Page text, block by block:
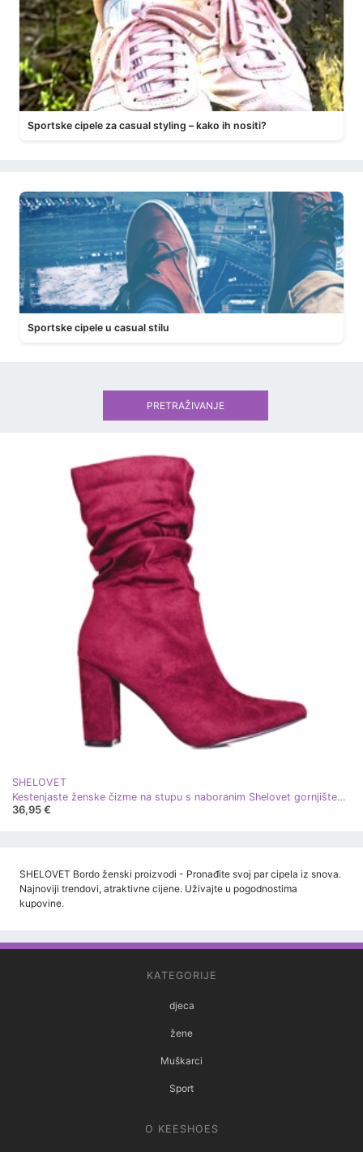
Sportske cipele za casual styling – kako ih nositi?
Sportske cipele u casual stilu
SHELOVET
Kestenjaste ženske čizme na stupu s naboranim Shelovet gornjištem klaret
36,95 €
SHELOVET Bordo ženski proizvodi - Pronađite svoj par cipela iz snova.
Najnoviji trendovi, atraktivne cijene. Uživajte u pogodnostima
kupovine.
PRETRAŽIVANJE
KATEGORIJE
djeca
žene
Muškarci
Sport
O KEESHOES